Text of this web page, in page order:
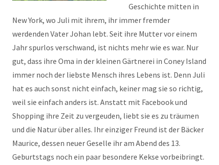
Geschichte mitten in
New York, wo Juli mit ihrem, ihr immer fremder
werdenden Vater Johan lebt. Seit ihre Mutter vor einem
Jahr spurlos verschwand, ist nichts mehr wie es war. Nur
gut, dass ihre Oma in der kleinen Gärtnerei in Coney Island
immer noch der liebste Mensch ihres Lebens ist. Denn Juli
hat es auch sonst nicht einfach, keiner mag sie so richtig,
weil sie einfach anders ist. Anstatt mit Facebook und
Shopping ihre Zeit zu vergeuden, liebt sie es zu träumen
und die Natur über alles. Ihr einziger Freund ist der Bäcker
Maurice, dessen neuer Geselle ihr am Abend des 13.
Geburtstags noch ein paar besondere Kekse vorbeibringt.